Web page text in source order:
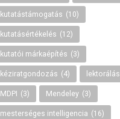
kutatástámogatás (10)
kutatásértékelés (12)
kutatói márkaépítés (3)
kéziratgondozás (4) lektorálás
MDPI (3) Mendeley (3)
mesterséges intelligencia (16)